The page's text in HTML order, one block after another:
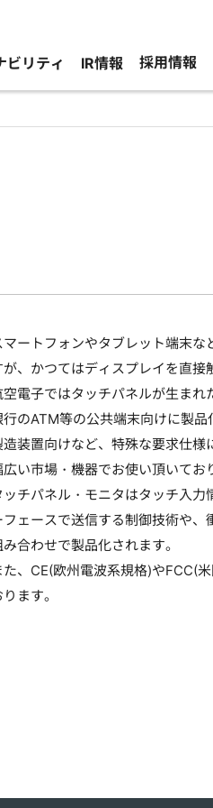
ビリティ IR情報 採用情報
マートフォンやタブレット端末
が、かつてはディスプレイを直接
空電子ではタッチパネルが生ま
行のATM等の公共端末向けに製
造装置向けなど、特殊な要求仕様
広い市場・機器でお使い頂いてお
ッチパネル・モニタはタッチ入
フェースで送信する制御技術や
み合わせで製品化されます。
た、CE(欧州電波系規格)やFCC(
ます。